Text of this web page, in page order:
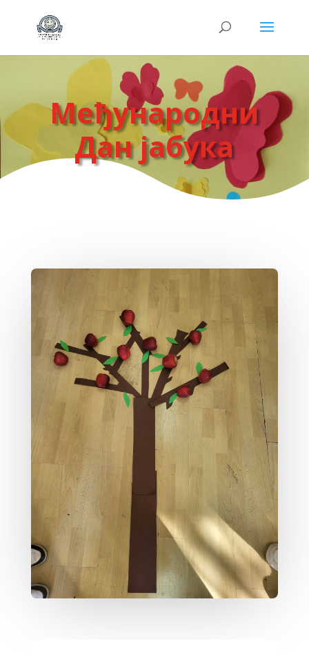
Међународни
Дан јабука